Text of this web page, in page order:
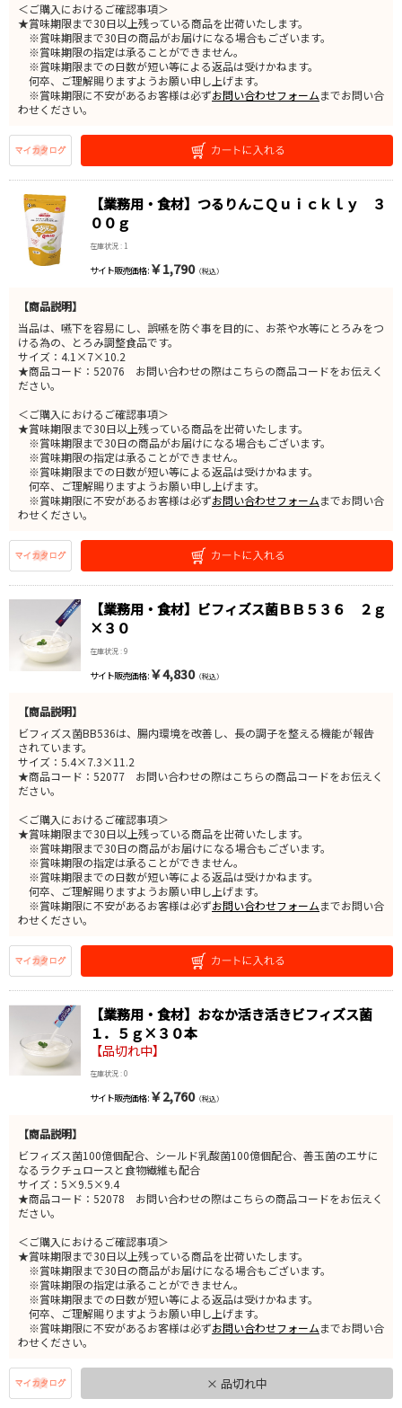
＜ご購入におけるご確認事項＞
★賞味期限まで30日以上残っている商品を出荷いたします。
※賞味期限まで30日の商品がお届けになる場合もございます。
※賞味期限の指定は承ることができません。
※賞味期限までの日数が短い等による返品は受けかねます。
何卒、ご理解賜りますようお願い申し上げます。
※賞味期限に不安があるお客様は必ずお問い合わせフォームまでお問い合
わせください。
【業務用・食材】つるりんこＱｕｉｃｋｌｙ ３
００ｇ
在庫状況 : 1
サイト販売価格 : ￥1,790（税込）
【商品説明】
当品は、嚥下を容易にし、誤嚥を防ぐ事を目的に、お茶や水等にとろみをつ
ける為の、とろみ調整食品です。
サイズ：4.1×7×10.2
★商品コード：52076 お問い合わせの際はこちらの商品コードをお伝えく
ださい。
＜ご購入におけるご確認事項＞
★賞味期限まで30日以上残っている商品を出荷いたします。
※賞味期限まで30日の商品がお届けになる場合もございます。
※賞味期限の指定は承ることができません。
※賞味期限までの日数が短い等による返品は受けかねます。
何卒、ご理解賜りますようお願い申し上げます。
※賞味期限に不安があるお客様は必ずお問い合わせフォームまでお問い合
わせください。
【業務用・食材】ビフィズス菌ＢＢ５３６ ２ｇ
×３０
在庫状況 : 9
サイト販売価格 : ￥4,830（税込）
【商品説明】
ビフィズス菌BB536は、腸内環境を改善し、長の調子を整える機能が報告
されています。
サイズ：5.4×7.3×11.2
★商品コード：52077 お問い合わせの際はこちらの商品コードをお伝えく
ださい。
＜ご購入におけるご確認事項＞
★賞味期限まで30日以上残っている商品を出荷いたします。
※賞味期限まで30日の商品がお届けになる場合もございます。
※賞味期限の指定は承ることができません。
※賞味期限までの日数が短い等による返品は受けかねます。
何卒、ご理解賜りますようお願い申し上げます。
※賞味期限に不安があるお客様は必ずお問い合わせフォームまでお問い合
わせください。
【業務用・食材】おなか活き活きビフィズス菌
１．５ｇ×３０本
【品切れ中】
在庫状況 : 0
サイト販売価格 : ￥2,760（税込）
【商品説明】
ビフィズス菌100億個配合、シールド乳酸菌100億個配合、善玉菌のエサに
なるラクチュロースと食物繊維も配合
サイズ：5×9.5×9.4
★商品コード：52078 お問い合わせの際はこちらの商品コードをお伝えく
ださい。
＜ご購入におけるご確認事項＞
★賞味期限まで30日以上残っている商品を出荷いたします。
※賞味期限まで30日の商品がお届けになる場合もございます。
※賞味期限の指定は承ることができません。
※賞味期限までの日数が短い等による返品は受けかねます。
何卒、ご理解賜りますようお願い申し上げます。
※賞味期限に不安があるお客様は必ずお問い合わせフォームまでお問い合
わせください。
× 品切れ中